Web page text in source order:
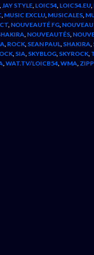
,JAY STYLE, LOIC54, LOIC54.EU,
, MUSIC EXCLU, MUSICALES,
, NOUVEAUTÉ FG,
, NOUVEAUTÉS,
, ROCK, SEAN PAUL, SHAKIRA,
, SIA, SKYBLOG, SKYROCK,
,WAT.TV/LOICB54,WMA,